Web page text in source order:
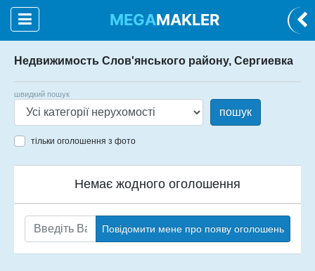
MEGAMAKLER
Недвижимость Слов'янського району, Сергиевка
швидкий пошук
пошук
тільки оголошення з фото
Немає жодного оголошення
Повідомити мене про появу оголошень